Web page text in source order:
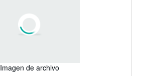
Imagen de archivo